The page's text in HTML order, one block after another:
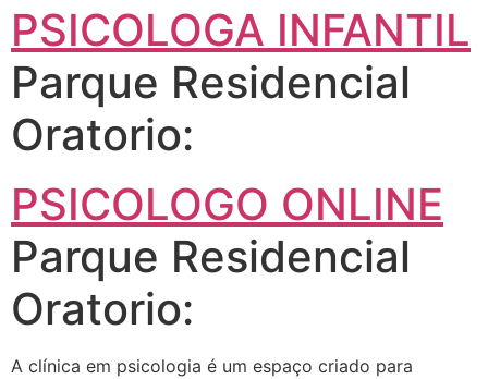
PSICOLOGA INFANTIL
Parque Residencial
Oratorio:
PSICOLOGO ONLINE
Parque Residencial
Oratorio:
A clínica em psicologia é um espaço criado para